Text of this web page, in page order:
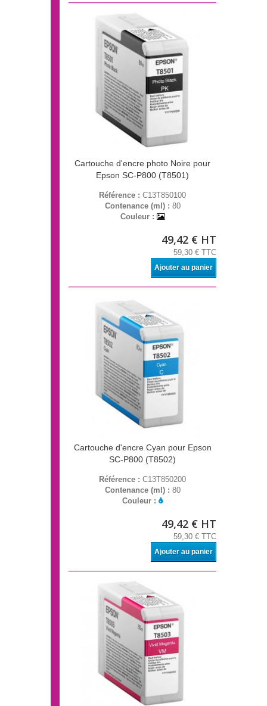
Cartouche d'encre photo Noire pour
Epson SC-P800 (T8501)
Référence : C13T850100
Contenance (ml) : 80
Couleur :
49,42 € HT
59,30 € TTC
Ajouter au panier
Cartouche d'encre Cyan pour Epson
SC-P800 (T8502)
Référence : C13T850200
Contenance (ml) : 80
Couleur :
49,42 € HT
59,30 € TTC
Ajouter au panier